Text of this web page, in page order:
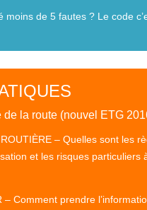
moins de 5 fautes ? Le code
de la route (nouvel ETG
– Quelles sont les
et les risques particuliers
– Comment prendre